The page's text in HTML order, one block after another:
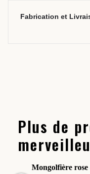
Fabrication et
Plus de
Mongolfière rose